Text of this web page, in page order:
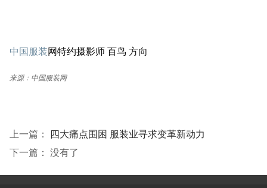
中国服装网特约摄影师 百鸟 方向
来源：中国服装网
上一篇： 四大痛点围困 服装业寻求变革新动力
下一篇： 没有了